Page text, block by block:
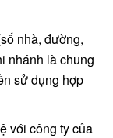
nhà, đường,
nhánh là chung
sử dụng hợp
với công ty của